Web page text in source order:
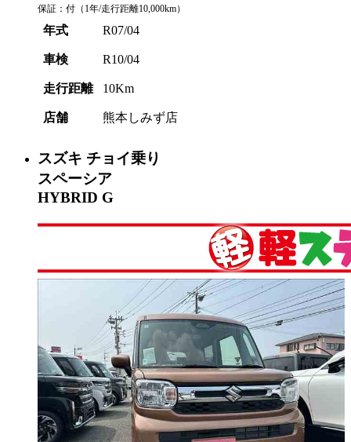
保証：付（1年/走行距離10,000km）
年式 R07/04
車検 R10/04
走行距離 10Km
店舗 熊本しみず店
スズキ チョイ乗り
スペーシア
HYBRID G